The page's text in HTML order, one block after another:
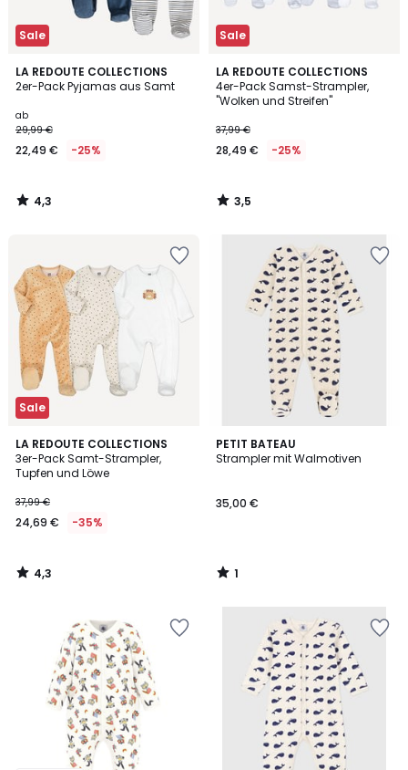
Sale
LA REDOUTE COLLECTIONS
2er-Pack Pyjamas aus Samt
ab
29,99 €
22,49 € -25%
4,3
/ 5
4,3
/
Sale
LA REDOUTE COLLECTIONS
4er-Pack Samst-Strampler,
"Wolken und Streifen"
37,99 €
28,49 € -25%
3,5
/ 5
3,5
/
Sale
LA REDOUTE COLLECTIONS
3er-Pack Samt-Strampler,
Tupfen und Löwe
37,99 €
24,69 € -35%
4,3
/ 5
4,3
/
PETIT BATEAU
Strampler mit Walmotiven
35,00 €
1
/
1
/